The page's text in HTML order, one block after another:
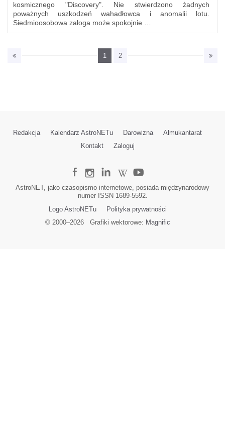
kosmicznego "Discovery". Nie stwierdzono żadnych
poważnych uszkodzeń wahadłowca i anomalii lotu.
Siedmioosobowa załoga może spokojnie …
1 2
Redakcja Kalendarz AstroNETu Darowizna
Almukantarat
Kontakt
Zaloguj
AstroNET, jako czasopismo internetowe, posiada międzynarodowy
numer ISSN 1689-5592.
Logo AstroNETu
Polityka prywatności
© 2000–2026Grafiki wektorowe: Magnific